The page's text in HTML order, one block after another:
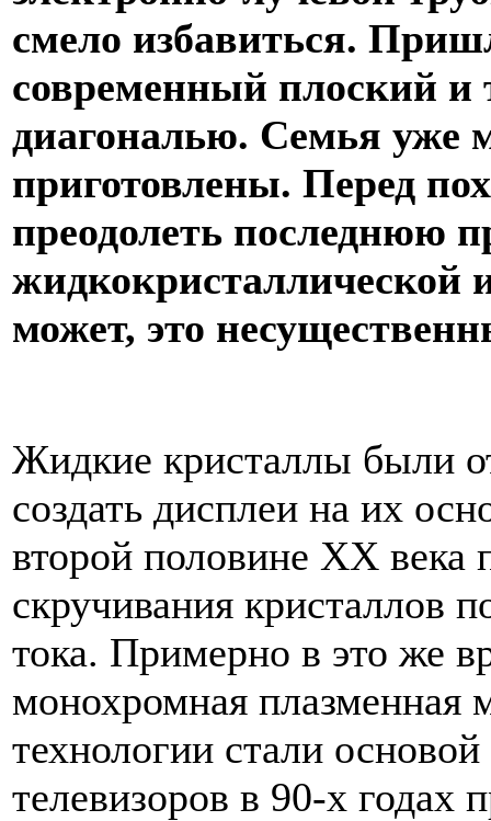
смело избавиться.
современный плоский и
диагональю. Семья уже
приготовлены. Перед
преодолеть последнюю
жидкокристаллической
может, это
Жидкие кристаллы были
создать дисплеи на их
второй половине XX века
скручивания кристаллов
тока. Примерно в это же
монохромная плазменная
технологии стали
телевизоров в 90-х годах